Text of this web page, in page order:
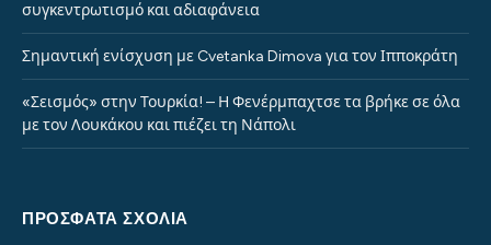
συγκεντρωτισμό και αδιαφάνεια
Σημαντική ενίσχυση με Cvetanka Dimova για τον Ιπποκράτη
«Σεισμός» στην Τουρκία! – Η Φενέρμπαχτσε τα βρήκε σε όλα
με τον Λουκάκου και πιέζει τη Νάπολι
ΠΡΌΣΦΑΤΑ ΣΧΌΛΙΑ